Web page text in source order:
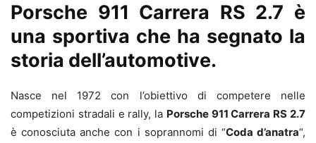
Porsche 911 Carrera RS 2.7 è
una sportiva che ha segnato la
storia dell’automotive.
Nasce nel 1972 con l’obiettivo di competere nelle
competizioni stradali e rally, la Porsche 911 Carrera RS 2.7
è conosciuta anche con i soprannomi di “Coda d’anatra“,